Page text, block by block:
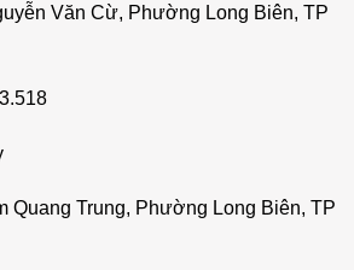
Văn Cừ, Phường Long Biên, TP
Quang Trung, Phường Long Biên, TP